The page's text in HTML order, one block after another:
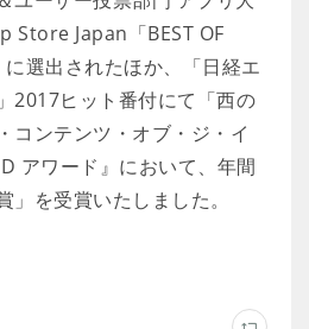
Store Japan「BEST OF
選出されたほか、「日経エ
2017ヒット番付にて「西の
コンテンツ・オブ・ジ・イ
アワード』において、年間
」を受賞いたしました。